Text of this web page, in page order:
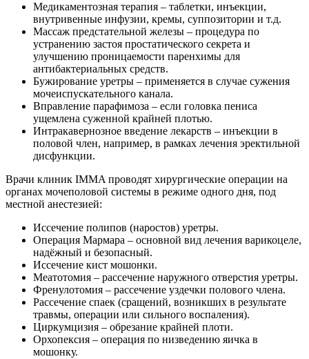
Медикаментозная терапия – таблетки, инъекции,
внутривенные инфузии, кремы, суппозитории и т.д.
Массаж предстательной железы – процедура по
устранению застоя простатического секрета и
улучшению проницаемости паренхимы для
антибактериальных средств.
Бужирование уретры – применяется в случае сужения
мочеиспускательного канала.
Вправление парафимоза – если головка пениса
ущемлена суженной крайней плотью.
Интракавернозное введение лекарств – инъекции в
половой член, например, в рамках лечения эректильной
дисфункции.
Врачи клиник IMMA проводят хирургические операции на
органах мочеполовой системы в режиме одного дня, под
местной анестезией:
Иссечение полипов (наростов) уретры.
Операция Мармара – основной вид лечения варикоцеле,
надёжный и безопасный.
Иссечение кист мошонки.
Меатотомия – рассечение наружного отверстия уретры.
Френулотомия – рассечение уздечки полового члена.
Рассечение спаек (сращений, возникших в результате
травмы, операции или сильного воспаления).
Циркумцизия – обрезание крайней плоти.
Орхопексия – операция по низведению яичка в
мошонку.